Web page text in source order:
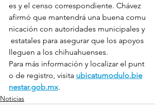
es y el censo correspondiente. Chávez
afirmó que mantendrá una buena comu
nicación con autoridades municipales y
estatales para asegurar que los apoyos
lleguen a los chihuahuenses.
Para más información y localizar el punt
o de registro, visita ubicatumodulo.bie
nestar.gob.mx.
Noticias